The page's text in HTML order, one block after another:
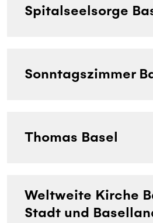
Spitalseelsorge
Sonntagszimmer
Thomas Basel
Weltweite Kirche
Stadt und